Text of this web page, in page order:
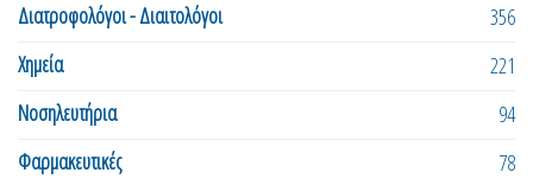
Διατροφολόγοι - Διαιτολόγοι
356
Χημεία
221
Νοσηλευτήρια
94
Φαρμακευτικές
78